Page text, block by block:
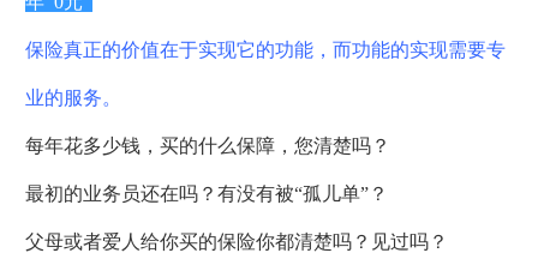
保险真正的价值在于实现它的功能，而功能的实现需要专
业的服务。
每年花多少钱，买的什么保障，您清楚吗？
最初的业务员还在吗？有没有被“孤儿单”？
父母或者爱人给你买的保险你都清楚吗？见过吗？